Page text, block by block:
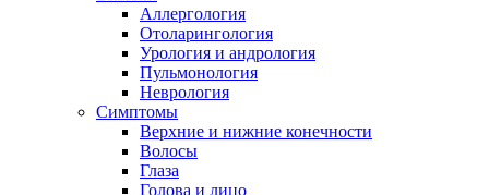
Аллергология
Отоларингология
Урология и андрология
Пульмонология
Неврология
Симптомы
Верхние и нижние конечности
Волосы
Глаза
Голова и лицо